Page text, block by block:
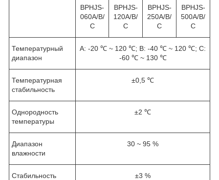
BPHJS-
060A/В/
С
BPHJS-
120A/В/
С
BPHJS-
250A/В/
С
BPHJS-
500A/В/
С
Температурный
диапазон
А: -20 ℃ ~ 120 ℃; B: -40 ℃ ~ 120 ℃; C:
-60 ℃ ~ 130 ℃
Температурная
стабильность
±0,5 ℃
Однородность
температуры
±2 ℃
Диапазон
влажности
30 ~ 95 %
Стабильность
±3 %